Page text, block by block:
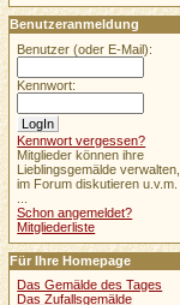
Benutzeranmeldung
Benutzer (oder E-Mail):
Kennwort:
Kennwort vergessen?
Mitglieder können ihre
Lieblingsgemälde verwalten,
im Forum diskutieren u.v.m.
Schon angemeldet?
Mitgliederliste
Für Ihre Homepage
Das Gemälde des Tages
Das Zufallsgemälde